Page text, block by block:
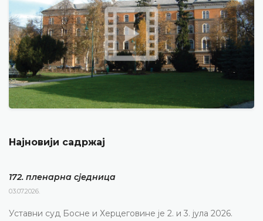
Најновији садржај
172. пленарна сједницa
03.07.2026.
Уставни суд Босне и Херцеговине је 2. и 3. јула 2026.